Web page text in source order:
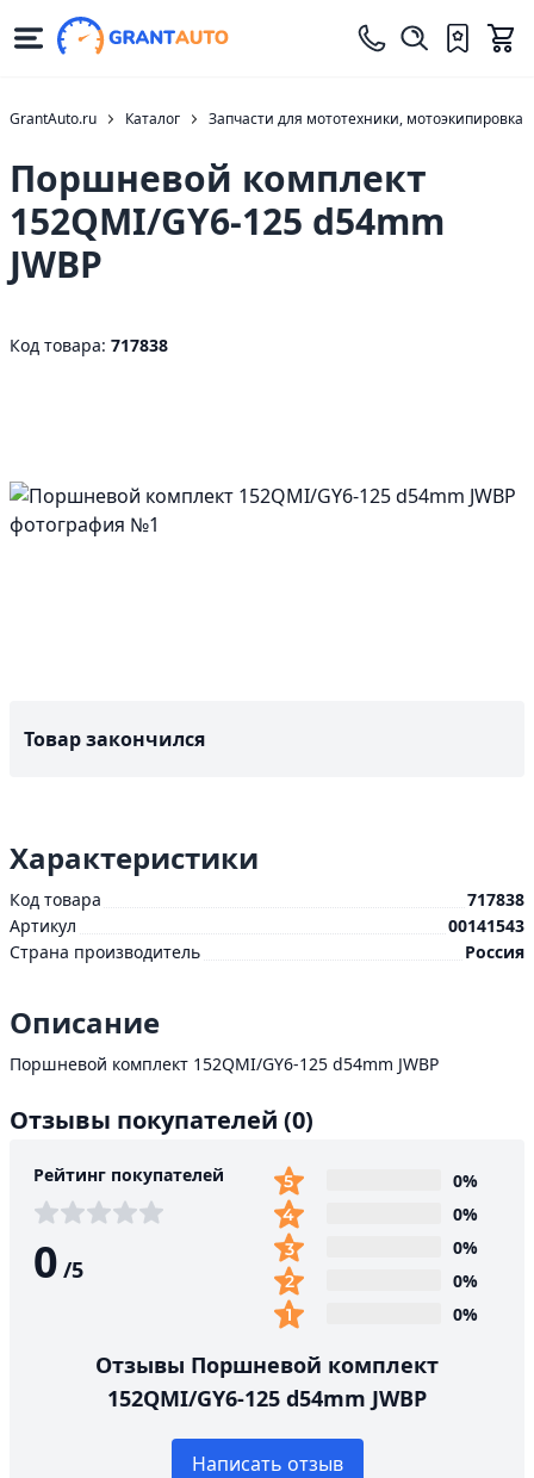
GrantAuto.ru Каталог Запчасти для мототехники, мотоэкипировка
Поршневой комплект
152QMI/GY6-125 d54mm
JWBP
Код товара: 717838
Товар закончился
Характеристики
Код товара
717838
Артикул
00141543
Страна производитель
Россия
Описание
Поршневой комплект 152QMI/GY6-125 d54mm JWBP
Отзывы покупателей (0)
Рейтинг покупателей
0 /5
0%
0%
0%
0%
0%
Отзывы Поршневой комплект
152QMI/GY6-125 d54mm JWBP
Написать отзыв